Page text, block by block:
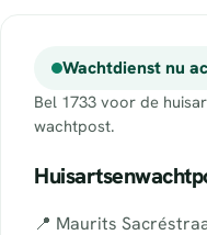
Wachtdienst nu
Bel 1733 voor de
wachtpost.
📍 Maurits